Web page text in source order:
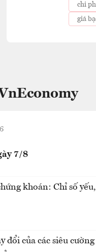
chi
giá
7/8
khoán: Chỉ số
đổi của các siêu